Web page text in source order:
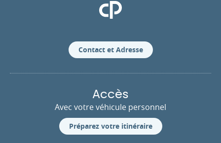
Clinique Pasteur
Contact et Adresse
Accès
Avec votre véhicule personnel
Préparez votre itinéraire